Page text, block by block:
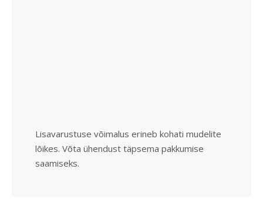
Lisavarustuse võimalus erineb kohati mudelite
lõikes. Võta ühendust täpsema pakkumise
saamiseks.